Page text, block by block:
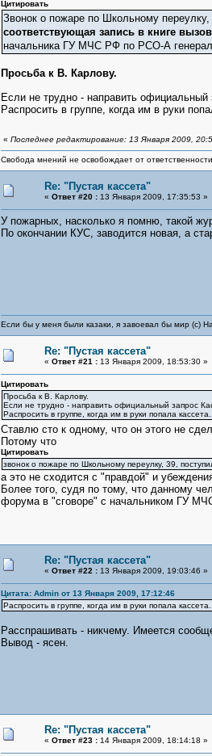
Цитировать
Звонок о пожаре по Школьному
соответствующая запись в книге
начальника ГУ МЧС РФ по РСО-А
Просьба к В. Карлову.
Если не трудно - направить официальный
Распросить в группе, когда им в руки
« Последнее редактирование: 13 Января 2009,
Свобода мнений не освобождает от
Re: "Пустая кассета"
« Ответ #20 :13 Января 2009, 17:35:53 »
У пожарных, насколько я помню, такой
По окончании КУС, заводится новая, а
Если бы у меня были казаки, я завоевал бы мир (с)
Re: "Пустая кассета"
« Ответ #21 :13 Января 2009, 18:53:30 »
Цитировать
Просьба к В. Карлову.
Если не трудно - направить официальный запрос
Распросить в группе, когда им в руки попала кассета.
Ставлю сто к одному, что он этого не
Потому что
Цитировать
звонок о пожаре по Школьному переулку, 39,
а это не сходится с "правдой" и
Более того, судя по тому, что данному
форума в "сговоре" с начальником ГУ
Re: "Пустая кассета"
« Ответ #22 :13 Января 2009, 19:03:46 »
Цитата: Admin от 13 Января 2009, 17:12:46
Распросить в группе, когда им в руки попала кассета.
Расспрашивать - никчему. Имеется
Вывод - ясен.
Re: "Пустая кассета"
« Ответ #23 :14 Января 2009, 18:14:18 »